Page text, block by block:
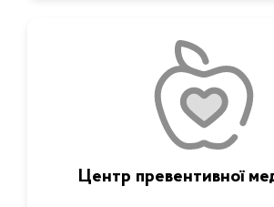
Центр превентивної